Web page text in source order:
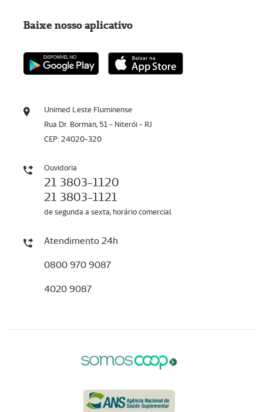
Unimed Leste Fluminense
Rua Dr. Borman, 51 - Niterói - RJ
CEP: 24020-320
Ouvidoria
21 3803-1120
21 3803-1121
de segunda a sexta, horário comercial
Atendimento 24h
0800 970 9087
4020 9087
Baixe nosso aplicativo